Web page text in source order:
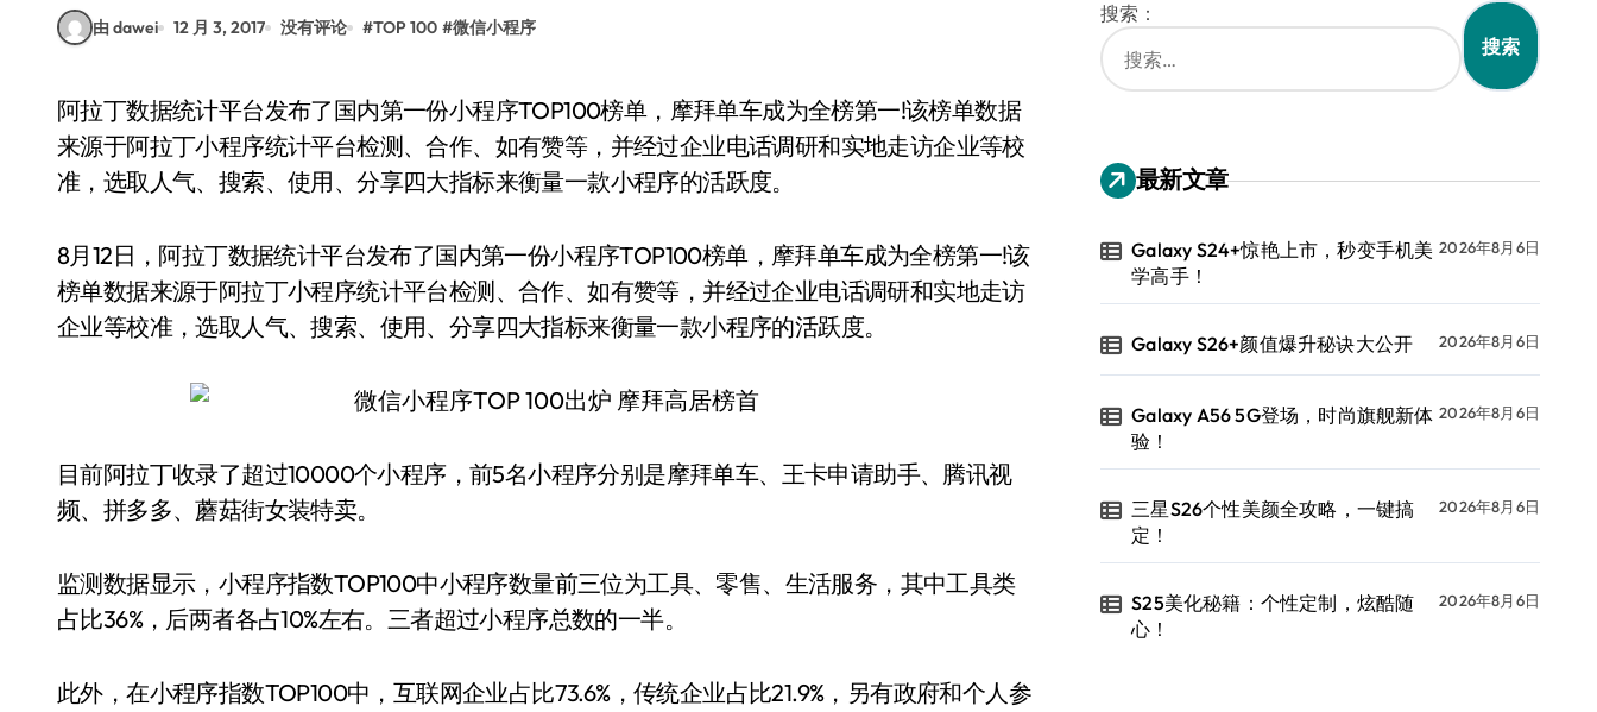
由 dawei 12 月 3, 2017 没有评论 #TOP 100 #微信小程序
阿拉丁数据统计平台发布了国内第一份小程序TOP100榜单，摩拜单车成为全榜第一!该榜单数据
来源于阿拉丁小程序统计平台检测、合作、如有赞等，并经过企业电话调研和实地走访企业等校
准，选取人气、搜索、使用、分享四大指标来衡量一款小程序的活跃度。
8月12日，阿拉丁数据统计平台发布了国内第一份小程序TOP100榜单，摩拜单车成为全榜第一!该
榜单数据来源于阿拉丁小程序统计平台检测、合作、如有赞等，并经过企业电话调研和实地走访
企业等校准，选取人气、搜索、使用、分享四大指标来衡量一款小程序的活跃度。
目前阿拉丁收录了超过10000个小程序，前5名小程序分别是摩拜单车、王卡申请助手、腾讯视
频、拼多多、蘑菇街女装特卖。
监测数据显示，小程序指数TOP100中小程序数量前三位为工具、零售、生活服务，其中工具类
占比36%，后两者各占10%左右。三者超过小程序总数的一半。
此外，在小程序指数TOP100中，互联网企业占比73.6%，传统企业占比21.9%，另有政府和个人参
搜索：
最新文章
Galaxy S24+惊艳上市，秒变手机美
学高手！
2026年8月6日
Galaxy S26+颜值爆升秘诀大公开 2026年8月6日
Galaxy A56 5G登场，时尚旗舰新体
验！
2026年8月6日
三星S26个性美颜全攻略，一键搞
定！
2026年8月6日
S25美化秘籍：个性定制，炫酷随
心！
2026年8月6日